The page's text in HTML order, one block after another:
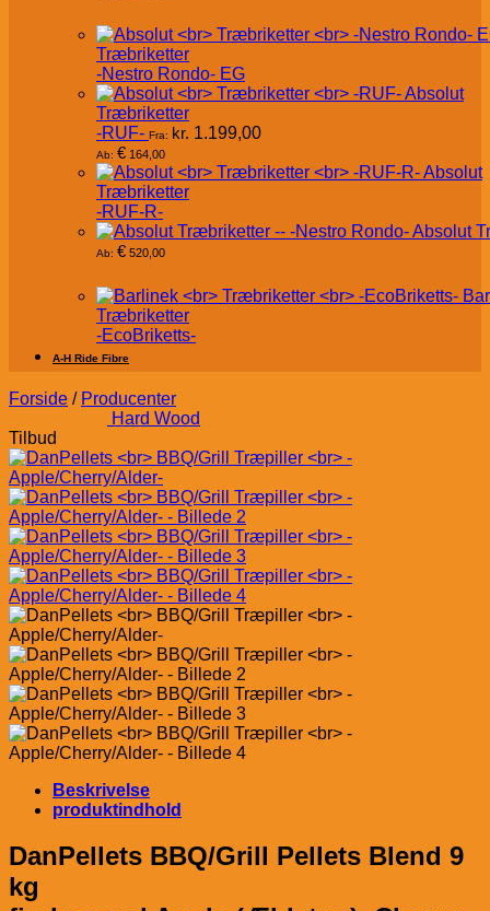
Træbriketter
-Nestro Rondo- EG
Absolut
Træbriketter
-RUF- Fra: kr. 1.199,00
Ab: € 164,00
Absolut
Træbriketter
-RUF-R-
Absolut
Ab: € 520,00
Træbriketter
-EcoBriketts-
A-H Ride Fibre
Forside / Producenter
Hard Wood
Tilbud
Beskrivelse
produktindhold
DanPellets BBQ/Grill Pellets Blend 9
kg